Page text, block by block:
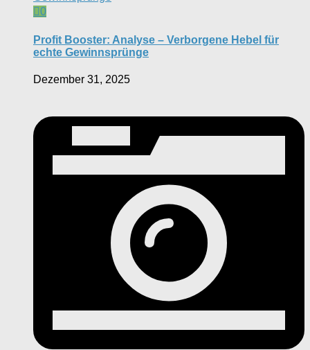
0
Profit Booster: Analyse – Verborgene Hebel für
echte Gewinnsprünge
Dezember 31, 2025